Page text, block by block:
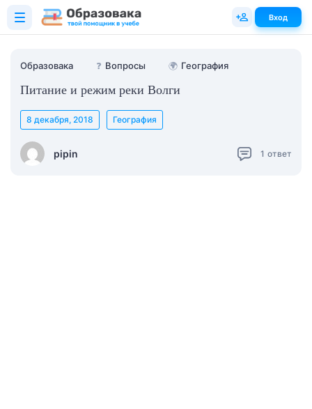
Образовака ❓ Вопросы 🌍 География
Питание и режим реки Волги
pipin
8 декабря, 2018 География
1 ответ
Вход